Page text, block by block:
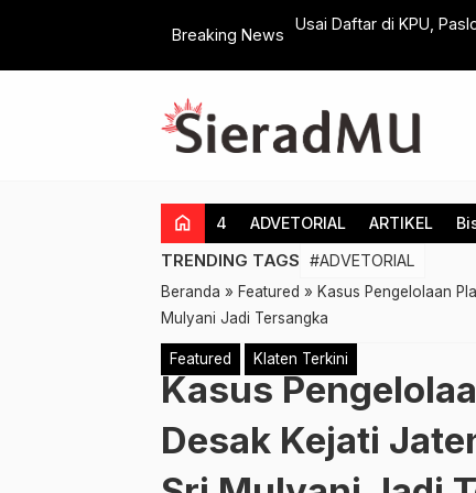
Breaking News
Pagelaran Wayang
home 4 ADVETORIAL ARTIKEL
TRENDING TAGS #ADVETORIAL
Beranda » Featured » Kasus Pengelolaan
Mulyani Jadi Tersangka
Featured Klaten Terkini
Kasus
Desak Kejati